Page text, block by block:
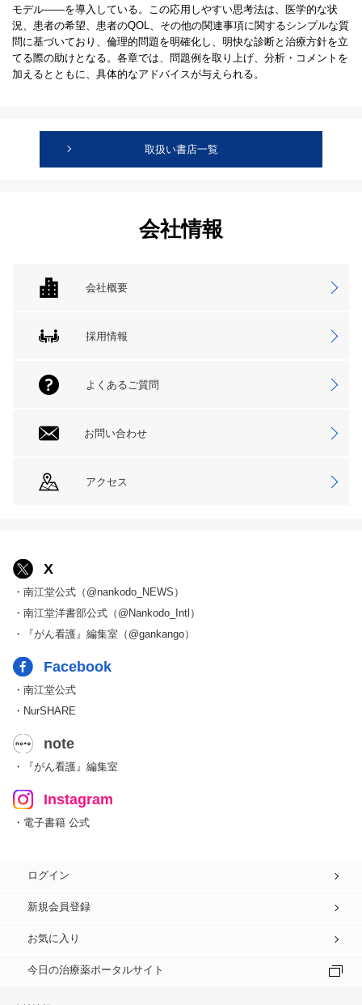
モデル――を導入している。この応用しやすい思考法は、医学的な状
況、患者の希望、患者のQOL、その他の関連事項に関するシンプルな質
問に基づいており、倫理的問題を明確化し、明快な診断と治療方針を立
てる際の助けとなる。各章では、問題例を取り上げ、分析・コメントを
加えるとともに、具体的なアドバイスが与えられる。
取扱い書店一覧
会社情報
会社概要
採用情報
よくあるご質問
お問い合わせ
アクセス
X
・南江堂公式（@nankodo_NEWS）
・南江堂洋書部公式（@Nankodo_Intl）
・『がん看護』編集室（@gankango）
Facebook
・南江堂公式
・NurSHARE
note
・『がん看護』編集室
Instagram
・電子書籍 公式
ログイン
新規会員登録
お気に入り
今日の治療薬ポータルサイト